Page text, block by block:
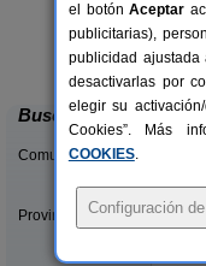
Al
Buscar
Comunidades:
Provincias/Islas:
el botónAceptar
publicitarias),
publicidad ajustada
desactivarlas por
elegir su
Cookies”. Más
COOKIES.